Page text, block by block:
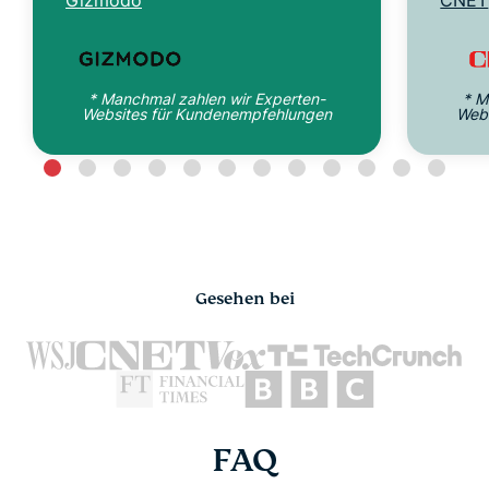
* Manchmal zahlen wir Experten-
Websites für Kundenempfehlungen
*
Gesehen bei
FAQ